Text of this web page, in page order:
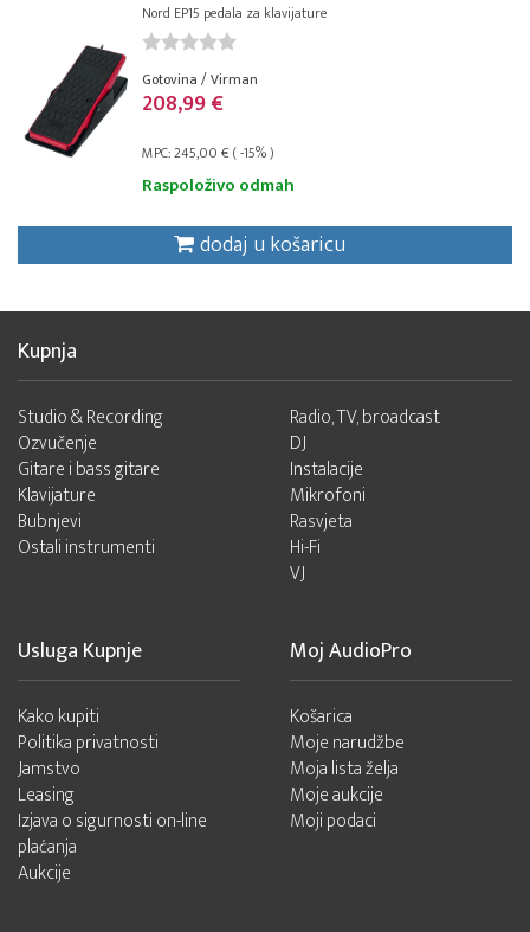
Nord EP15 pedala za klavijature
Gotovina / Virman
208,99 €
MPC: 245,00 € ( -15% )
Raspoloživo odmah
dodaj u košaricu
Kupnja
Studio & Recording
Ozvučenje
Gitare i bass gitare
Klavijature
Bubnjevi
Ostali instrumenti
Radio, TV, broadcast
DJ
Instalacije
Mikrofoni
Rasvjeta
Hi-Fi
VJ
Usluga Kupnje
Kako kupiti
Politika privatnosti
Jamstvo
Leasing
Izjava o sigurnosti on-line
plaćanja
Aukcije
Moj AudioPro
Košarica
Moje narudžbe
Moja lista želja
Moje aukcije
Moji podaci